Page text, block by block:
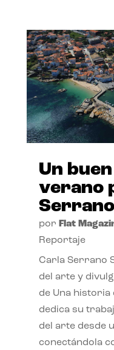
Un
verano
Serrano
por Flat
Reportaje
Carla Serrano
del arte y
de Una
dedica su
del arte desde
conectándola